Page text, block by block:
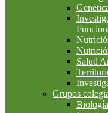
Salud
Grupos